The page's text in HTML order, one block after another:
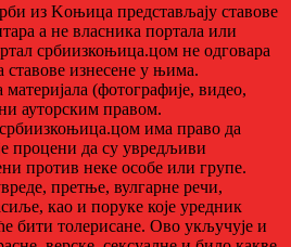
из Kоњица представљају ставове
а не власника портала или
србиизкоњица.цом не одговара
ставове изнесене у њима.
(фотографије, видео,
ауторским правом.
има право да
процени да су увредљиви
против неке особе или групе.
претње, вулгарне речи,
као и поруке које уредник
бити толерисане. Ово укључује и